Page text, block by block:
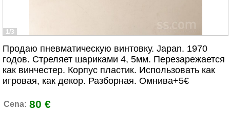
1/3
Продаю пневматическую винтовку. Japan. 1970
годов. Стреляет шариками 4, 5мм. Перезарежается
как винчестер. Корпус пластик. Использовать как
игровая, как декор. Разборная. Омнива+5€
Cena: 80 €